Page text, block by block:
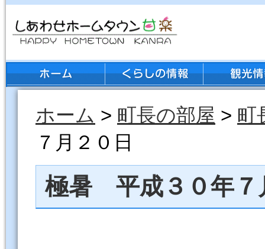
ホーム > 町長の部屋 > 町
７月２０日
極暑 平成３０年７